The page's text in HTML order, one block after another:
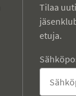
Tilaa
etuja.